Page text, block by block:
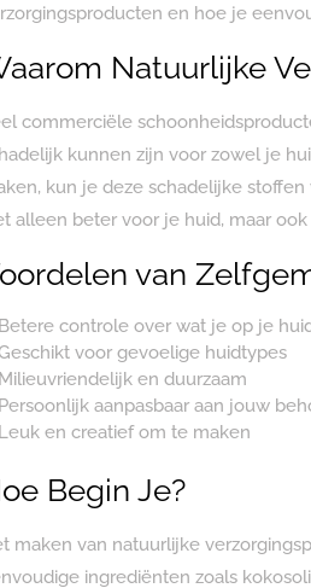
en hoe je
Natuurlijke
commerciële
kunnen zijn voor zowel je
kun je deze schadelijke
alleen beter voor je huid, maar
van
Betere controle over wat je op je
voor gevoelige huidtypes
Milieuvriendelijk en duurzaam
Persoonlijk aanpasbaar aan jouw
Leuk en creatief om te maken
Begin Je?
maken van natuurlijke
ingrediënten zoals